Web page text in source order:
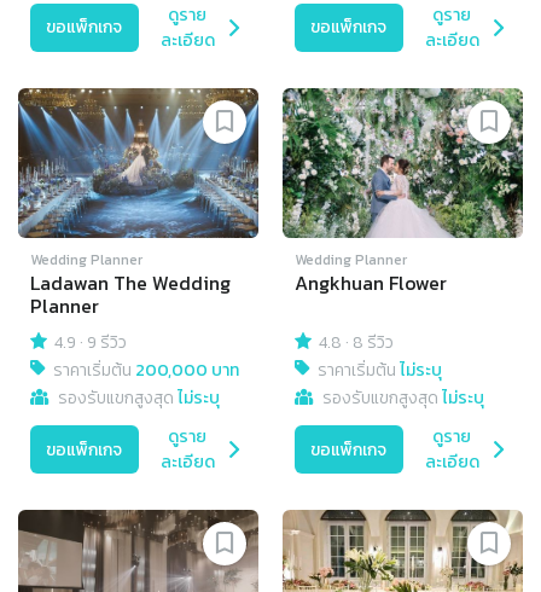
ขอแพ็กเกจ
ดูราย
ละเอียด
ขอแพ็กเกจ
ดูราย
ละเอียด
Wedding Planner
Ladawan The Wedding
Planner
4.9 · 9 รีวิว
ราคาเริ่มต้น 200,000 บาท
รองรับแขกสูงสุดไม่ระบุ
ขอแพ็กเกจ
ดูราย
ละเอียด
Wedding Planner
Angkhuan Flower
4.8 · 8 รีวิว
ราคาเริ่มต้นไม่ระบุ
รองรับแขกสูงสุดไม่ระบุ
ขอแพ็กเกจ
ดูราย
ละเอียด